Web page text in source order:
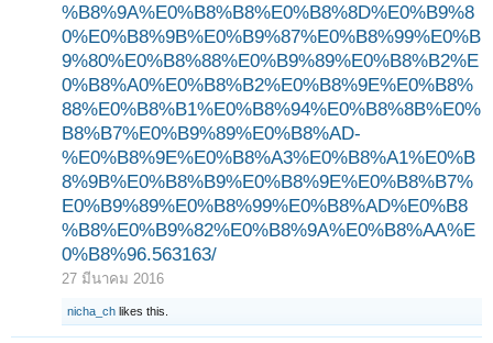
%B8%9A%E0%B8%B8%E0%B8%8D%E0%B9%8
0%E0%B8%9B%E0%B9%87%E0%B8%99%E0%B
9%80%E0%B8%88%E0%B9%89%E0%B8%B2%E
0%B8%A0%E0%B8%B2%E0%B8%9E%E0%B8%
88%E0%B8%B1%E0%B8%94%E0%B8%8B%E0%
B8%B7%E0%B9%89%E0%B8%AD-
%E0%B8%9E%E0%B8%A3%E0%B8%A1%E0%B
8%9B%E0%B8%B9%E0%B8%9E%E0%B8%B7%
E0%B9%89%E0%B8%99%E0%B8%AD%E0%B8
%B8%E0%B9%82%E0%B8%9A%E0%B8%AA%E
0%B8%96.563163/
27 มีนาคม 2016
nicha_ch likes this.